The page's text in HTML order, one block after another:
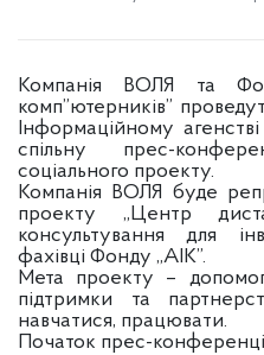
Компанія ВОЛЯ та
комп”ютерників”
Інформаційному
спільну прес-
соціального проекту.
Компанія ВОЛЯ буде
проекту „Центр
консультування для
фахівці Фонду „АІК”.
Мета проекту –
підтримки та
навчатися, працювати.
Початок прес-